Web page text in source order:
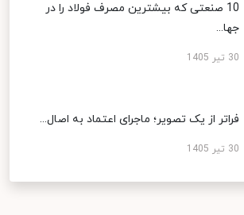
10 صنعتی که بیشترین مصرف فولاد را در
جها...
30 تیر 1405
فراتر از یک تصویر؛ ماجرای اعتماد به اصال...
30 تیر 1405